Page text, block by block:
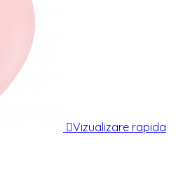
Vizualizare rapida